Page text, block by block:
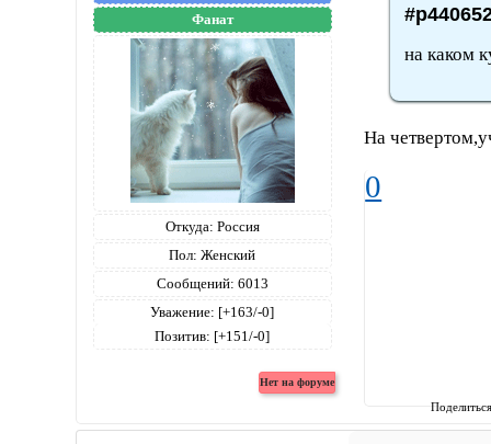
Фанат
Откуда: Россия
Пол: Женский
Сообщений: 6013
Уважение: [+163/-0]
Позитив: [+151/-0]
на каком
На
0